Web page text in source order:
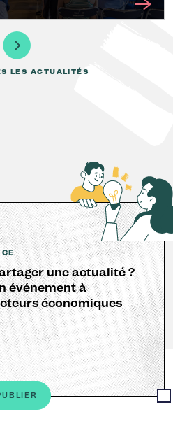
LES ACTUALITÉS
une actualité ?
événement à
économiques